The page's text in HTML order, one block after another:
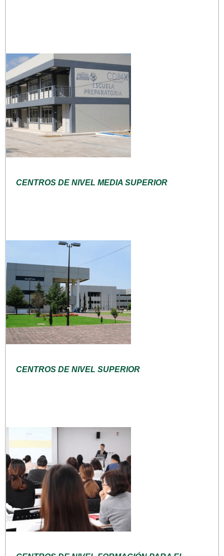
CENTROS DE NIVEL MEDIA SUPERIOR
CENTROS DE NIVEL SUPERIOR